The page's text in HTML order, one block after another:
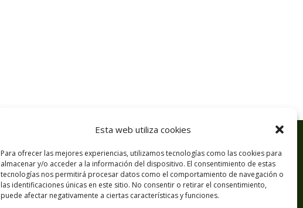
Esta web utiliza cookies
Para ofrecer las mejores experiencias, utilizamos tecnologías como las cookies para
almacenar y/o acceder a la información del dispositivo. El consentimiento de estas
tecnologías nos permitirá procesar datos como el comportamiento de navegación o
las identificaciones únicas en este sitio. No consentir o retirar el consentimiento,
puede afectar negativamente a ciertas características y funciones.
© 2026 NEXUS GREEN ENERGY